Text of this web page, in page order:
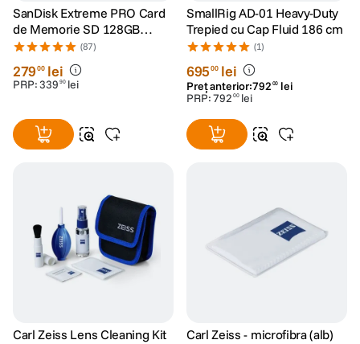
SanDisk Extreme PRO Card
de Memorie SD 128GB
SDXC UHS-I Class 10 U3 V30
+ 2 Ani RescuePRO Deluxe
(87)
27900 lei
PRP:339 90 lei
SmallRig AD-01 Heavy-Duty
Trepied cu Cap Fluid 186 cm
(1)
69500 lei
Preț anterior:792 00 lei
PRP:792 00 lei
Carl Zeiss Lens Cleaning Kit Carl Zeiss - microfibra (alb)